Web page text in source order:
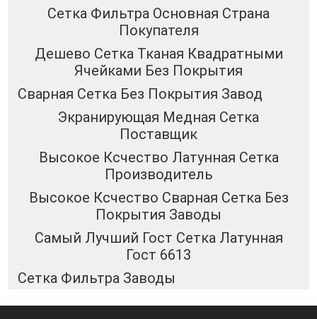
Сетка Фильтра Основная Страна
Покупателя
Дешево Сетка Тканая Квадратными
Ячейками Без Покрытия
Сварная Сетка Без Покрытия Завод
Экранирующая Медная Сетка
Поставщик
Высокое Ксчество Латунная Сетка
Производитель
Высокое Ксчество Сварная Сетка Без
Покрытия Заводы
Самый Лучший Гост Сетка Латунная
Гост 6613
Сетка Фильтра Заводы